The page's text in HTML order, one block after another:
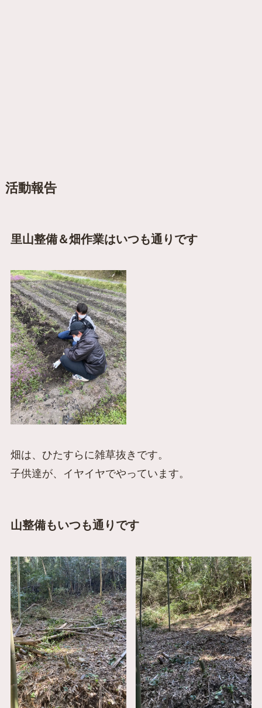
活動報告
里山整備＆畑作業はいつも通りです
畑は、ひたすらに雑草抜きです。
子供達が、イヤイヤでやっています。
山整備もいつも通りです